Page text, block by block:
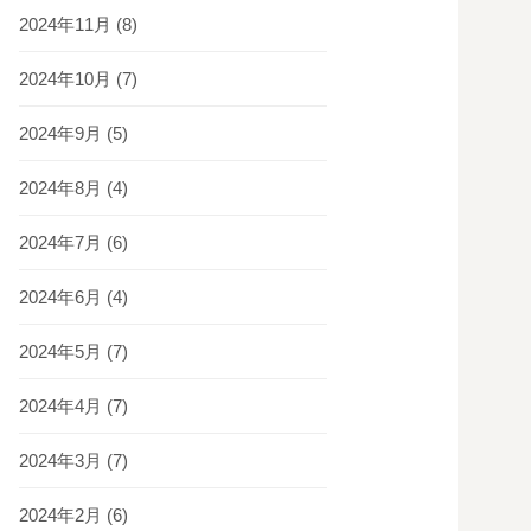
2024年11月 (8)
2024年10月 (7)
2024年9月 (5)
2024年8月 (4)
2024年7月 (6)
2024年6月 (4)
2024年5月 (7)
2024年4月 (7)
2024年3月 (7)
2024年2月 (6)